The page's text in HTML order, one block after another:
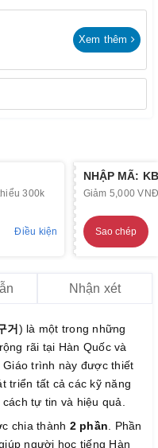
Xem thêm
300k
Điều kiện
NHẬP MÃ:
Giảm 5,000
Sao chép
Nhận xét
거) là một trong những
rãi tại Hàn Quốc và
trình này được thiết
triển tất cả các kỹ năng
tự tin và hiệu quả.
chia thành 2 phần . Phần
người học tiếng Hàn